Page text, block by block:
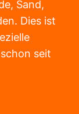
Sand,
Dies ist
seit